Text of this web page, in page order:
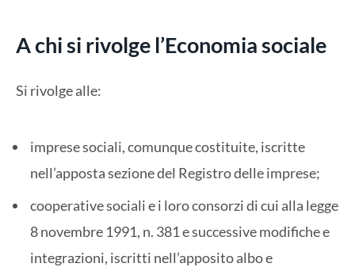
A chi si rivolge l’Economia sociale
Si rivolge alle:
imprese sociali, comunque costituite, iscritte
nell’apposta sezione del Registro delle imprese;
cooperative sociali e i loro consorzi di cui alla legge
8 novembre 1991, n. 381 e successive modifiche e
integrazioni, iscritti nell’apposito albo e